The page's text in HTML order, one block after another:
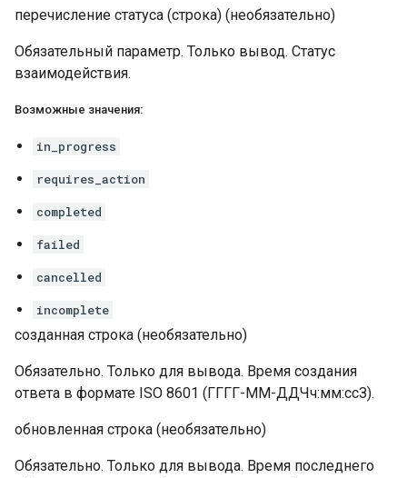
перечисление статуса (строка) (необязательно)
Обязательный параметр. Только вывод. Статус
взаимодействия.
Возможные значения:
in_progress
requires_action
completed
failed
cancelled
incomplete
созданная строка (необязательно)
Обязательно. Только для вывода. Время создания
ответа в формате ISO 8601 (ГГГГ-ММ-ДДЧч:мм:ссЗ).
обновленная строка (необязательно)
Обязательно. Только для вывода. Время последнего